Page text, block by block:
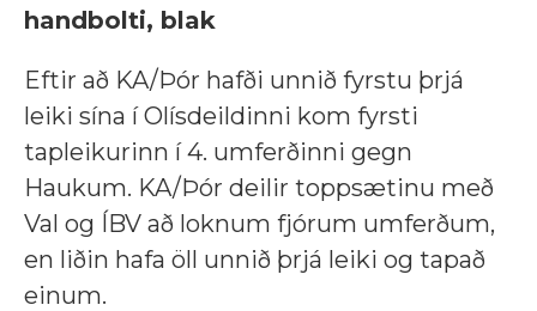
handbolti, blak
Eftir að KA/Þór hafði unnið fyrstu þrjá
leiki sína í Olísdeildinni kom fyrsti
tapleikurinn í 4. umferðinni gegn
Haukum. KA/Þór deilir toppsætinu með
Val og ÍBV að loknum fjórum umferðum,
en liðin hafa öll unnið þrjá leiki og tapað
einum.